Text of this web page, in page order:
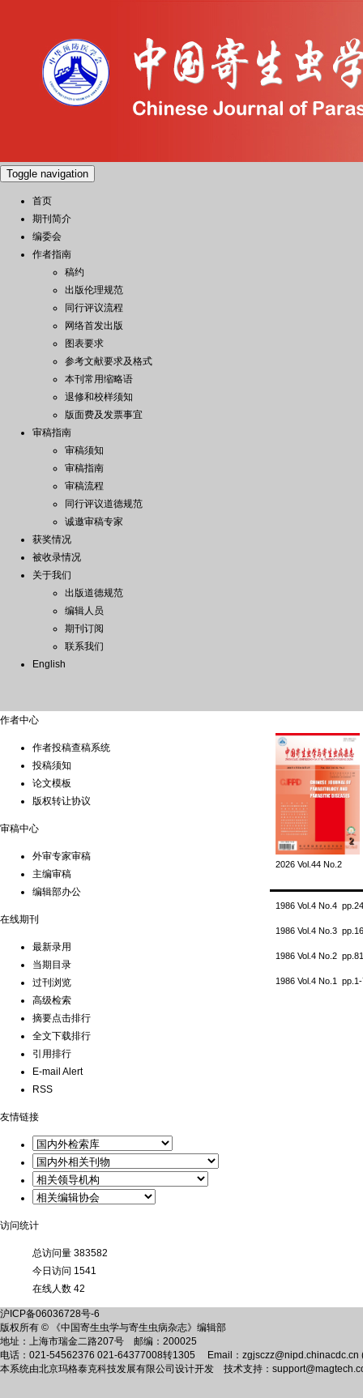
Toggle navigation
首页
期刊简介
编委会
作者指南
稿约
出版伦理规范
同行评议流程
网络首发出版
图表要求
参考文献要求及格式
本刊常用缩略语
退修和校样须知
版面费及发票事宜
审稿指南
审稿须知
审稿指南
审稿流程
同行评议道德规范
诚邀审稿专家
获奖情况
被收录情况
关于我们
出版道德规范
编辑人员
期刊订阅
联系我们
English
作者中心
作者投稿查稿系统
投稿须知
论文模板
版权转让协议
审稿中心
外审专家审稿
主编审稿
编辑部办公
在线期刊
最新录用
当期目录
过刊浏览
高级检索
摘要点击排行
全文下载排行
引用排行
E-mail Alert
RSS
友情链接
访问统计
总访问量 383582
今日访问 1541
在线人数 42
2026 Vol.44 No.2
1986 Vol.4 No.4
1986 Vol.4 No.3
1986 Vol.4 No.2
1986 Vol.4 No.1
沪ICP备06036728号-6
版权所有 © 《中国寄生虫学与寄生虫病杂志》编辑部
地址：上海市瑞金二路207号 邮编：200025
电话：021-54562376 021-64377008转1305 Email：
本系统由北京玛格泰克科技发展有限公司 设计开发 技术支持：